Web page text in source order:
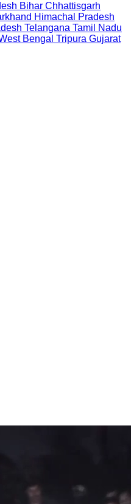
Bihar Chhattisgarh
Himachal Pradesh
Telangana Tamil Nadu
Bengal Tripura Gujarat